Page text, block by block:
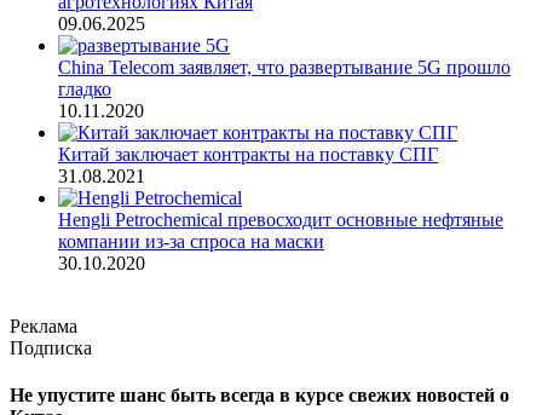
09.06.2025
China Telecom заявляет, что развертывание 5G прошло
гладко
10.11.2020
Китай заключает контракты на поставку СПГ
31.08.2021
Hengli Petrochemical превосходит основные нефтяные
компании из-за спроса на маски
30.10.2020
Реклама
Подписка
Не упустите шанс быть всегда в курсе свежих новостей о